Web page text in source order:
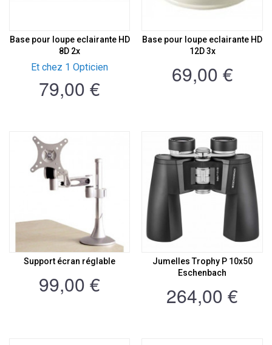
Base pour loupe eclairante HD
8D 2x
Et chez 1 Opticien
79,00 €
Base pour loupe eclairante HD
12D 3x
69,00 €
Support écran réglable
99,00 €
Jumelles Trophy P 10x50
Eschenbach
264,00 €